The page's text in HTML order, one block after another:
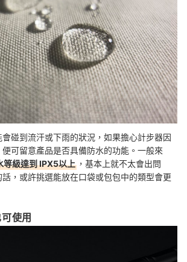
碰到流汗或下雨的狀況，如果擔心計步器因
可留意產品是否具備防水的功能。一般來
等級達到 IPX5以上 ，基本上就不太會出問
，或許挑選能放在口袋或包包中的類型會更
使用